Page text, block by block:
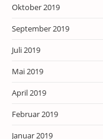
Oktober 2019
September 2019
Juli 2019
Mai 2019
April 2019
Februar 2019
Januar 2019